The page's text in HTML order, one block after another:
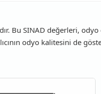
Bu SINAD değerleri, odyo
odyo kalitesini de